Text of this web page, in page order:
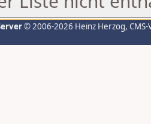
© 2006-2026 Heinz Herzog,